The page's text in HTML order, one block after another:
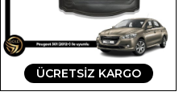
ÜCRETSIZ KARGO